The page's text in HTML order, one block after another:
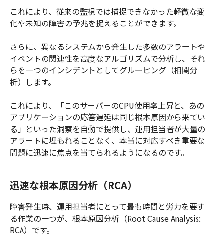
これにより、従来の監視では捕捉できなかった軽微な変
化や未知の障害の予兆を捉えることができます。
さらに、異なるシステムから発生した多数のアラートや
イベントの関連性を高度なアルゴリズムで分析し、それ
らを一つのインシデントとしてグルーピング（相関分
析）します。
これにより、「このサーバーのCPU使用率上昇と、あの
アプリケーションの応答遅延は同じ根本原因から来てい
る」といった洞察を自動で提供し、運用担当者が大量の
アラートに埋もれることなく、本当に対応すべき重要な
問題に迅速に焦点を当てられるようになるのです。
迅速な根本原因分析（RCA）
障害発生時、運用担当者にとって最も時間と労力を要す
る作業の一つが、根本原因分析（Root Cause Analysis:
RCA）です。